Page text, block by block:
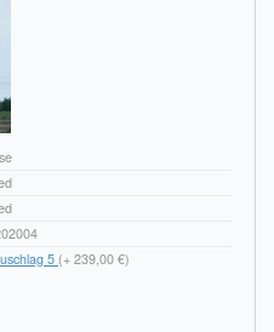
5 (+ 239,00 €)